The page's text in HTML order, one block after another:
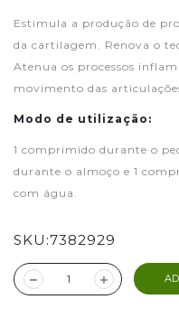
Estimula a produção de
da cartilagem. Renova o
Atenua os processos
movimento das
Modo de utilização:
1 comprimido durante o
durante o almoço e 1
com água.
SKU:7382929